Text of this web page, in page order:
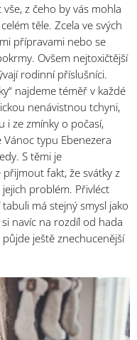
z čeho by vás mohla
těle. Zcela ve svých
přípravami nebo se
Ovšem nejtoxičtější
rodinní příslušníci.
najdeme téměř v každé
nenávistnou tchyni,
ze zmínky o počasí,
typu Ebenezera
S těmi je
fakt, že svátky z
problém. Přivléct
má stejný smysl jako
navíc na rozdíl od hada
ještě znechucenější